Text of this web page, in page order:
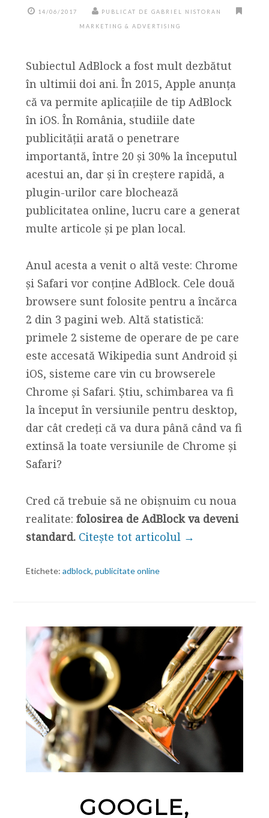
14/06/2017 PUBLICAT DE GABRIEL NISTORAN
MARKETING & ADVERTISING
Subiectul AdBlock a fost mult dezbătut
în ultimii doi ani. În 2015, Apple anunța
că va permite aplicațiile de tip AdBlock
în iOS. În România, studiile date
publicității arată o penetrare
importantă, între 20 și 30% la începutul
acestui an, dar și în creștere rapidă, a
plugin-urilor care blochează
publicitatea online, lucru care a generat
multe articole și pe plan local.
Anul acesta a venit o altă veste: Chrome
și Safari vor conține AdBlock. Cele două
browsere sunt folosite pentru a încărca
2 din 3 pagini web. Altă statistică:
primele 2 sisteme de operare de pe care
este accesată Wikipedia sunt Android și
iOS, sisteme care vin cu browserele
Chrome și Safari. Știu, schimbarea va fi
la început în versiunile pentru desktop,
dar cât credeți că va dura până când va fi
extinsă la toate versiunile de Chrome și
Safari?
Cred că trebuie să ne obișnuim cu noua
realitate: folosirea de AdBlock va deveni
standard. Citește tot articolul →
Etichete: adblock, publicitate online
GOOGLE,